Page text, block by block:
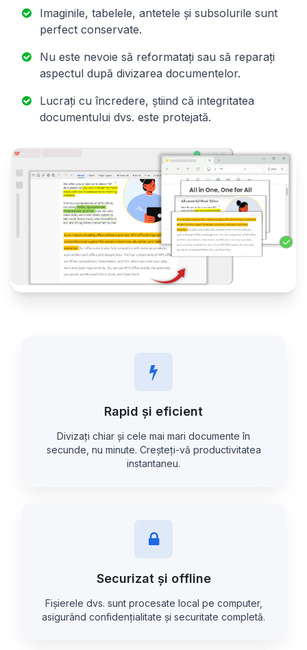
Imaginile, tabelele, antetele și subsolurile sunt
perfect conservate.
Nu este nevoie să reformatați sau să reparați
aspectul după divizarea documentelor.
Lucrați cu încredere, știind că integritatea
documentului dvs. este protejată.
Rapid și eficient
Divizați chiar și cele mai mari documente în
secunde, nu minute. Creșteți-vă productivitatea
instantaneu.
Securizat și offline
Fișierele dvs. sunt procesate local pe computer,
asigurând confidențialitate și securitate completă.